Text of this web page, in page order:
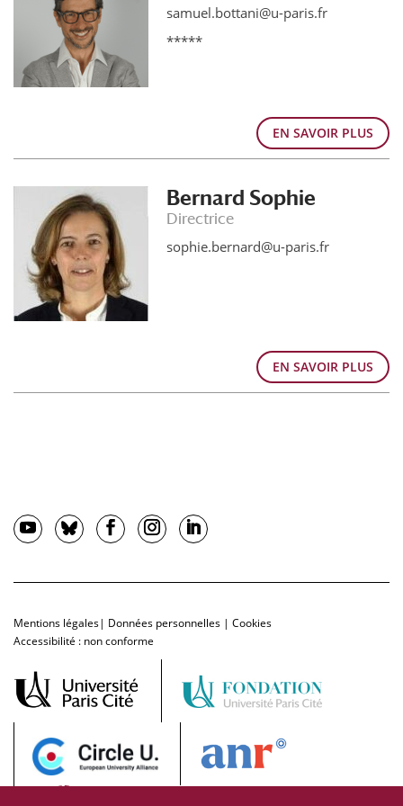
samuel.bottani@u-paris.fr
*****
EN SAVOIR PLUS
Bernard Sophie
Directrice
sophie.bernard@u-paris.fr
EN SAVOIR PLUS
Mentions légales| Données personnelles | Cookies
Accessibilité : non conforme